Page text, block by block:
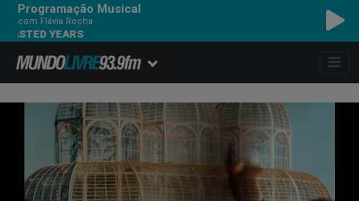
Programação Musical
com Flávia Rocha
YEARS